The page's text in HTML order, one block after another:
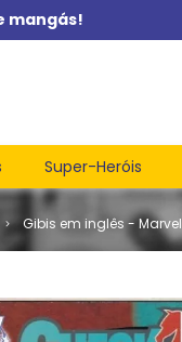
mangás!
Super-Heróis
Gibis em inglês - Marvel